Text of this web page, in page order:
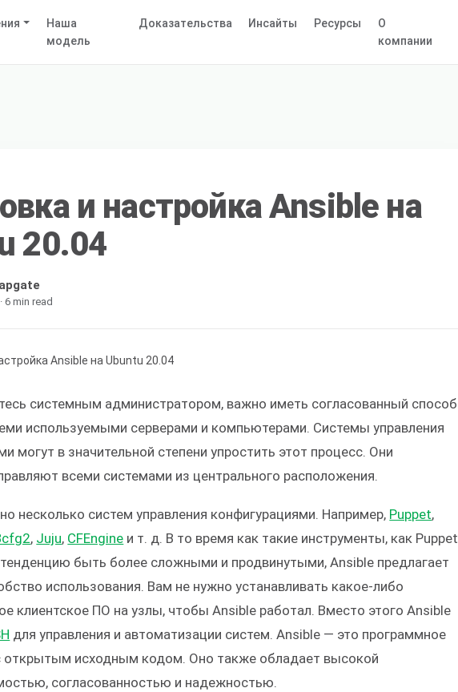
Наша
модель
Доказательства Инсайты Ресурсы
О
компании
и настройка Ansible на
20.04
6 min read
системным администратором, важно иметь согласованный способ
используемыми серверами и компьютерами. Системы управления
могут в значительной степени упростить этот процесс. Они
всеми системами из центрального расположения.
несколько систем управления конфигурациями. Например, Puppet,
, Juju, CFEngine и т. д. В то время как такие инструменты, как Puppet
быть более сложными и продвинутыми, Ansible предлагает
использования. Вам не нужно устанавливать какое-либо
клиентское ПО на узлы, чтобы Ansible работал. Вместо этого Ansible
для управления и автоматизации систем. Ansible — это программное
открытым исходным кодом. Оно также обладает высокой
согласованностью и надежностью.